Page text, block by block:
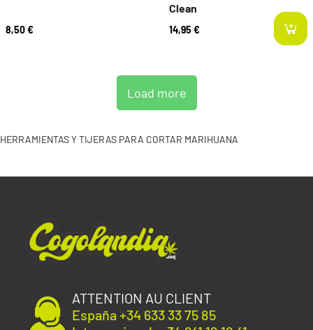
8,50 €
Clean
14,95 €
Load more
HERRAMIENTAS Y TIJERAS PARA CORTAR MARIHUANA
ATTENTION AU CLIENT
España +34 633 33 75 85